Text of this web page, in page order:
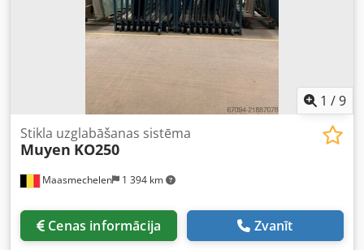
1 /9
Maasmechelen 1 394 km
Stikla uzglabāšanas sistēma
Muyen KO250
Cenas informācija Zvanīt